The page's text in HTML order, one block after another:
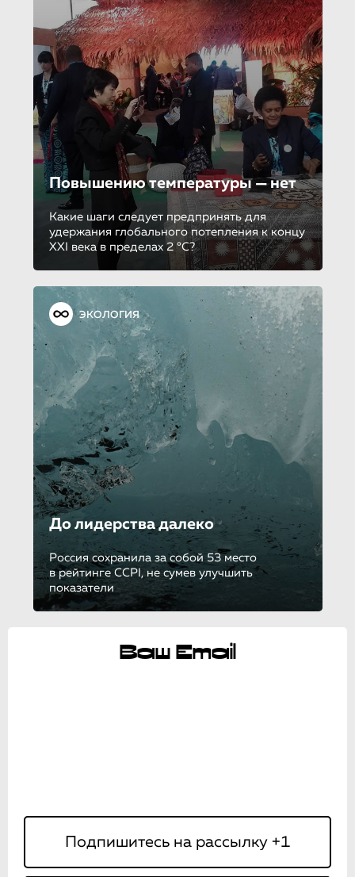
Повышению температуры — нет
Какие шаги следует предпринять для
удержания глобального потепления к концу
XXI века в пределах 2 °C?
ЭКОЛОГИЯ
До лидерства далеко
Россия сохранила за собой 53 место
в рейтинге CCPI, не сумев улучшить
показатели
Ваш Email